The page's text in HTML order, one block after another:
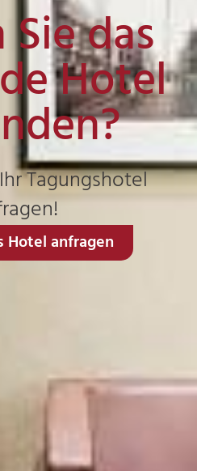
das
Hotel
Tagungshotel
Hotel anfragen